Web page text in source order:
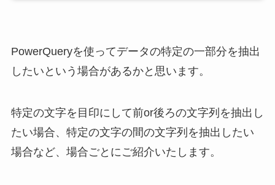
PowerQueryを使ってデータの特定の一部分を抽出
したいという場合があるかと思います。
特定の文字を目印にして前or後ろの文字列を抽出し
たい場合、特定の文字の間の文字列を抽出したい
場合など、場合ごとにご紹介いたします。